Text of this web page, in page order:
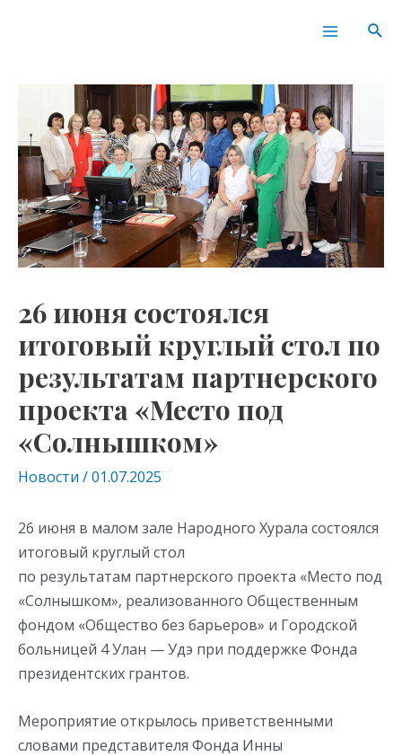
Main
26 июня состоялся
итоговый круглый стол по
результатам партнерского
проекта «Место под
«Солнышком»
Новости /01.07.2025
26 июня в малом зале Народного Хурала состоялся
итоговый круглый стол
по результатам партнерского проекта «Место под
«Солнышком», реализованного Общественным
фондом «Общество без барьеров» и Городской
больницей 4 Улан — Удэ при поддержке Фонда
президентских грантов.
Мероприятие открылось приветственными
словами представителя Фонда Инны